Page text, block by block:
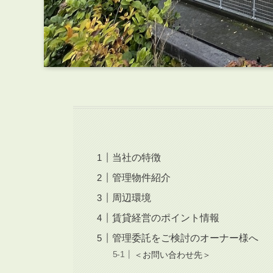
当社の特徴
管理物件紹介
周辺環境
賃貸経営のポイント情報
管理委託をご検討のオーナー様へ
＜お問い合わせ先＞